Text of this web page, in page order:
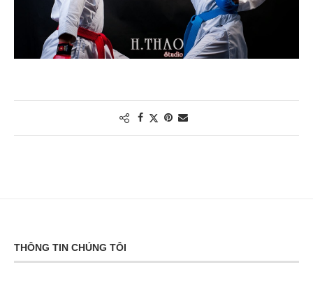
THÔNG TIN CHÚNG TÔI